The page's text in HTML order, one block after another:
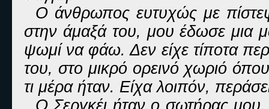
Ο άνθρωπος ευτυχώς με
στην άμαξά του, μου έδωσε μια
ψωμί να φάω. Δεν είχε τίποτα
του, στο μικρό ορεινό χωριό
τι μέρα ήταν. Είχα λοιπόν,
Ο Σεργκέι ήταν ο σωτήρας